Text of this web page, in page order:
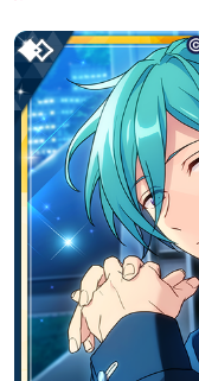
フリクリ プログレ
マルコ野方